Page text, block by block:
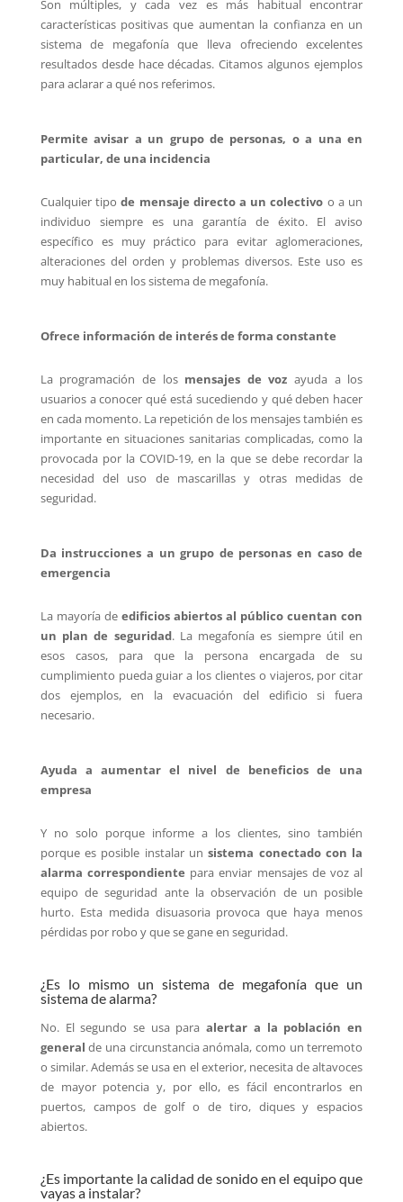
Son múltiples, y cada vez es más habitual encontrar
características positivas que aumentan la confianza en un
sistema de megafonía que lleva ofreciendo excelentes
resultados desde hace décadas. Citamos algunos ejemplos
para aclarar a qué nos referimos.
Permite avisar a un grupo de personas, o a una en
particular, de una incidencia
Cualquier tipode mensaje directo a un colectivo o a un
individuo siempre es una garantía de éxito. El aviso
específico es muy práctico para evitar aglomeraciones,
alteraciones del orden y problemas diversos. Este uso es
muy habitual en los sistema de megafonía.
Ofrece información de interés de forma constante
La programación de los mensajes de voz ayuda a los
usuarios a conocer qué está sucediendo y qué deben hacer
en cada momento. La repetición de los mensajes también es
importante en situaciones sanitarias complicadas, como la
provocada por la COVID-19, en la que se debe recordar la
necesidad del uso de mascarillas y otras medidas de
seguridad.
Da instrucciones a un grupo de personas en caso de
emergencia
La mayoría de edificios abiertos al público cuentan con
un plan de seguridad. La megafonía es siempre útil en
esos casos, para que la persona encargada de su
cumplimiento pueda guiar a los clientes o viajeros, por citar
dos ejemplos, en la evacuación del edificio si fuera
necesario.
Ayuda a aumentar el nivel de beneficios de una
empresa
Y no solo porque informe a los clientes, sino también
porque es posible instalar unsistema conectado con la
alarma correspondiente para enviar mensajes de voz al
equipo de seguridad ante la observación de un posible
hurto. Esta medida disuasoria provoca que haya menos
pérdidas por robo y que se gane en seguridad.
¿Es lo mismo un sistema de megafonía que un
sistema de alarma?
No. El segundo se usa paraalertar a la población en
general de una circunstancia anómala, como un terremoto
o similar. Además se usa en el exterior, necesita de altavoces
de mayor potencia y, por ello, es fácil encontrarlos en
puertos, campos de golf o de tiro, diques y espacios
abiertos.
¿Es importante la calidad de sonido en el equipo que
vayas a instalar?